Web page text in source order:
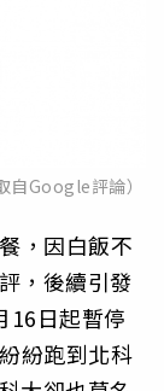
Google評論）
，因白飯不
，後續引發
16日起暫停
紛跑到北科